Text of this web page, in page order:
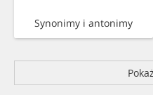
Synonimy i antonimy